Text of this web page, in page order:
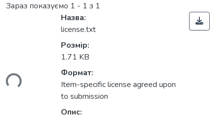
Зараз показуємо 1 - 1 з 1
Назва:
license.txt
Розмір:
1.71 KB
Формат:
Item-specific license agreed upon
to submission
Опис: